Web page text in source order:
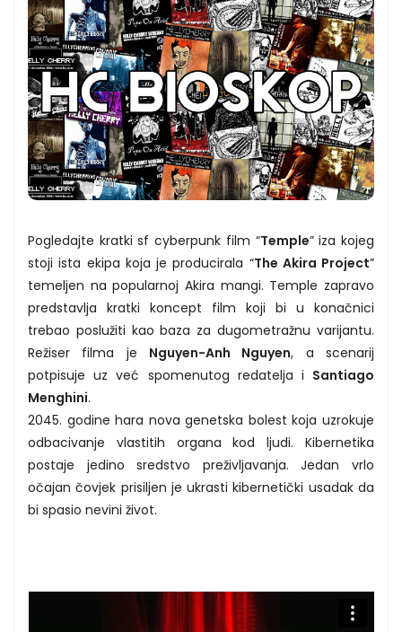
Pogledajte kratki sf cyberpunk film “Temple” iza kojeg
stoji ista ekipa koja je producirala “The Akira Project”
temeljen na popularnoj Akira mangi. Temple zapravo
predstavlja kratki koncept film koji bi u konačnici
trebao poslužiti kao baza za dugometražnu varijantu.
Režiser filma je Nguyen-Anh Nguyen, a scenarij
potpisuje uz već spomenutog redatelja i Santiago
Menghini.
2045. godine hara nova genetska bolest koja uzrokuje
odbacivanje vlastitih organa kod ljudi. Kibernetika
postaje jedino sredstvo preživljavanja. Jedan vrlo
očajan čovjek prisiljen je ukrasti kibernetički usadak da
bi spasio nevini život.